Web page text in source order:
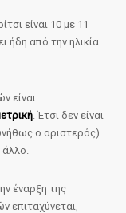
είναι 10 με 11
ήδη από την ηλικία
είναι
. Έτσι δεν είναι
ο αριστερός)
έναρξη της
επιταχύνεται,